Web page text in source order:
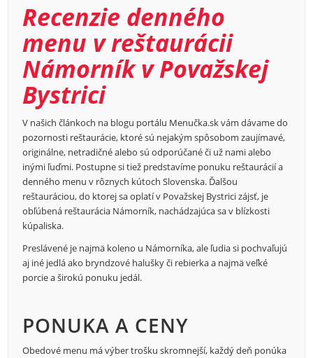
Recenzie denného
menu v reštaurácii
Námorník v Považskej
Bystrici
V našich článkoch na blogu portálu Menučka.sk vám dávame do
pozornosti reštaurácie, ktoré sú nejakým spôsobom zaujímavé,
originálne, netradičné alebo sú odporúčané či už nami alebo
inými ľuďmi. Postupne si tiež predstavíme ponuku reštaurácií a
denného menu v rôznych kútoch Slovenska. Ďalšou
reštauráciou, do ktorej sa oplatí v Považskej Bystrici zájsť, je
obľúbená reštaurácia Námorník, nachádzajúca sa v blízkosti
kúpaliska.
Preslávené je najmä koleno u Námorníka, ale ľudia si pochvaľujú
aj iné jedlá ako bryndzové halušky či rebierka a najmä veľké
porcie a širokú ponuku jedál.
PONUKA A CENY
Obedové menu má výber trošku skromnejší, každý deň ponúka